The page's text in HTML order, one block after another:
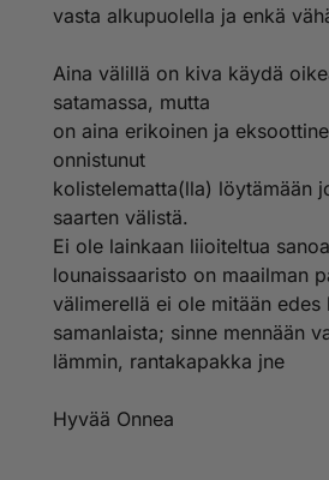
vasta alkupuolella ja enkä
Aina välillä on kiva käydä
satamassa, mutta
on aina erikoinen ja
onnistunut
kolistelematta(lla) löytämään
saarten välistä.
Ei ole lainkaan liioiteltua
lounaissaaristo on maailman
välimerellä ei ole mitään edes
samanlaista; sinne mennään
lämmin, rantakapakka jne
Hyvää Onnea